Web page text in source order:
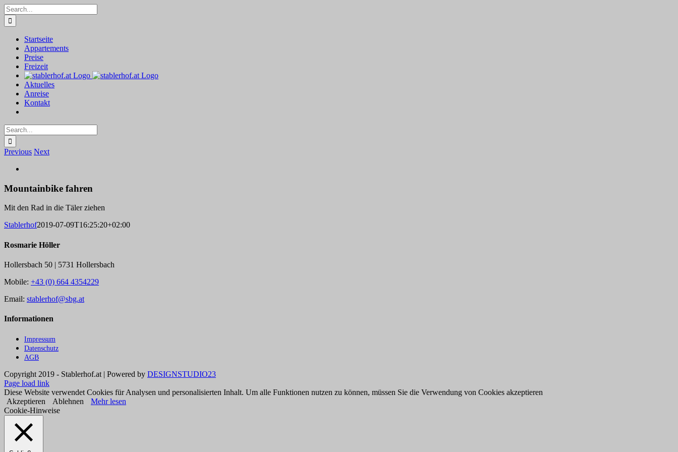
Skip
to
content
Search
for:
Startseite
Appartements
Preise
Freizeit
Aktuelles
Anreise
Kontakt
Search
for:
Previous Next
Image
Mountainbike fahren
Mit den Rad in die Täler ziehen
Stablerhof2019-07-09T16:25:20+02:00
Rosmarie Höller
Hollersbach 50 | 5731 Hollersbach
Mobile: +43 (0) 664 4354229
Email: stablerhof@sbg.at
Informationen
Impressum
Datenschutz
AGB
Copyright 2019 - Stablerhof.at | Powered by DESIGNSTUDIO23
Page load link
Diese Website verwendet Cookies für Analysen und personalisierten Inhalt. Um alle Funktionen nutzen zu können, müssen Sie die Verwendung von Cookies akzeptieren
Akzeptieren
Ablehnen
Mehr lesen
Cookie-Hinweise